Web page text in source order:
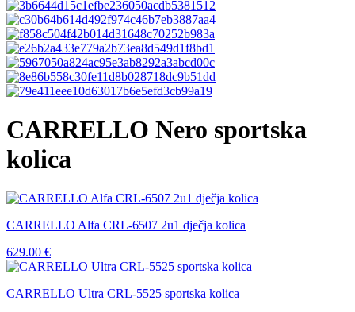
CARRELLO Nero sportska
kolica
CARRELLO Alfa CRL-6507 2u1 dječja kolica
629.00 €
CARRELLO Ultra CRL-5525 sportska kolica